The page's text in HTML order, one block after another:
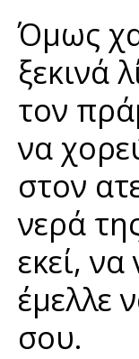
Όμως
ξεκινά
τον
να
στον
νερά
εκεί,
έμελλε
σου.